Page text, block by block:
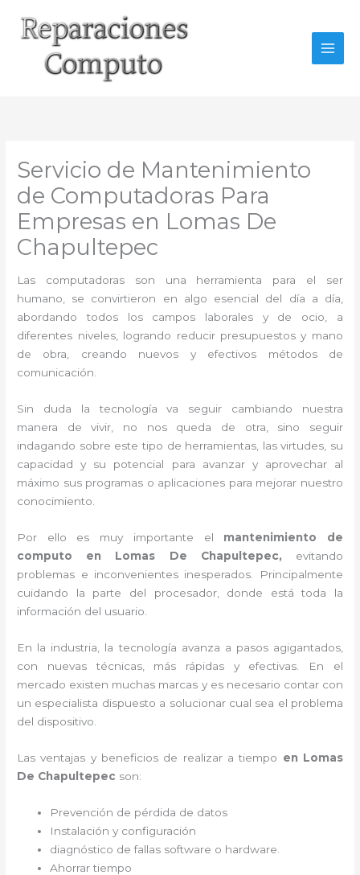
contenido
Servicio de Mantenimiento
de Computadoras Para
Empresas en Lomas De
Chapultepec
Las computadoras son una herramienta para el ser
humano, se convirtieron en algo esencial del día a día,
abordando todos los campos laborales y de ocio, a
diferentes niveles, logrando reducir presupuestos y mano
de obra, creando nuevos y efectivos métodos de
comunicación.
Sin duda la tecnología va seguir cambiando nuestra
manera de vivir, no nos queda de otra, sino seguir
indagando sobre este tipo de herramientas, las virtudes, su
capacidad y su potencial para avanzar y aprovechar al
máximo sus programas o aplicaciones para mejorar nuestro
conocimiento.
Por ello es muy importante el mantenimiento de
computo en Lomas De Chapultepec, evitando
problemas e inconvenientes inesperados. Principalmente
cuidando la parte del procesador, donde está toda la
información del usuario.
En la industria, la tecnología avanza a pasos agigantados,
con nuevas técnicas, más rápidas y efectivas . En el
mercado existen muchas marcas y es necesario contar con
un especialista dispuesto a solucionar cual sea el problema
del dispositivo.
Las ventajas y beneficios de realizar a tiempo en Lomas
De Chapultepec son:
Prevención de pérdida de datos
Instalación y configuración
diagnóstico de fallas software o hardware
Ahorrar tiempo